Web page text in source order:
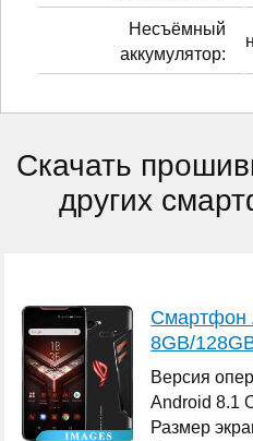
Несъёмный
аккумулятор:
Скачать
других
Смартфон
8GB/
Версия
Android 8.1
Размер